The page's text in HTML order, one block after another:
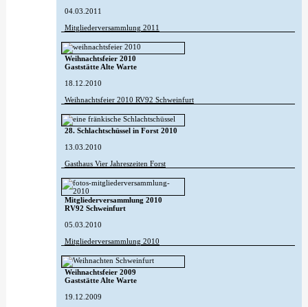
04.03.2011
Mitgliederversammlung 2011
Weihnachtsfeier 2010
Gaststätte Alte Warte
18.12.2010
Weihnachtsfeier 2010 RV92 Schweinfurt
28. Schlachtschüssel in Forst 2010
13.03.2010
Gasthaus Vier Jahreszeiten Forst
Mitgliederversammlung 2010
RV92 Schweinfurt
05.03.2010
Mitgliederversammlung 2010
Weihnachtsfeier 2009
Gaststätte Alte Warte
19.12.2009